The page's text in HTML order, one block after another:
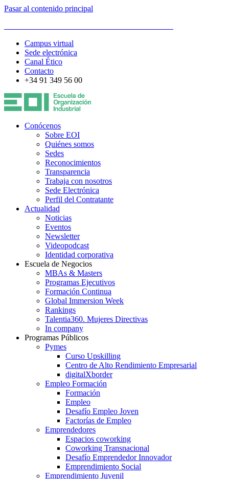
Pasar al contenido principal
Campus virtual
Sede electrónica
Canal Ético
Contacto
+34 91 349 56 00
Conócenos
Sobre EOI
Quiénes somos
Sedes
Reconocimientos
Transparencia
Trabaja con nosotros
Sede Electrónica
Perfil del Contratante
Actualidad
Noticias
Eventos
Newsletter
Videopodcast
Identidad corporativa
Escuela de Negocios
MBAs & Masters
Programas Ejecutivos
Formación Continua
Global Immersion Week
Rankings
Talentia360. Mujeres Directivas
In company
Programas Públicos
Pymes
Curso Upskilling
Centro de Alto Rendimiento Empresarial
digitalXborder
Empleo Formación
Formación
Empleo
Desafío Empleo Joven
Factorías de Empleo
Emprendedores
Espacios coworking
Coworking Transnacional
Desafío Emprendedor Innovador
Emprendimiento Social
Emprendimiento Juvenil